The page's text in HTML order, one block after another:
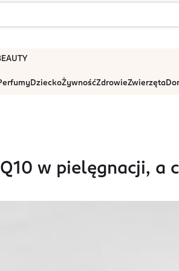
DzieckoŻywnośćZdrowieZwierzęta
w pielęgnacji, a